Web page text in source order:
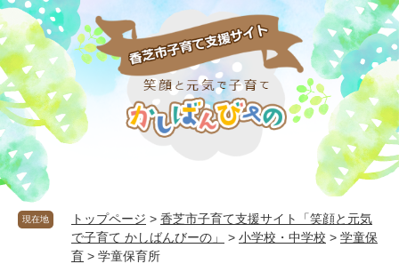
ペ
ー
ジ
の
先
頭
で
す
。
メ
ニ
ュ
ー
を
飛
ば
し
て
本
文
現在地 トップページ > 香芝市子育て支援サイト「笑顔と元気
で子育て かしばんびーの」
> 小学校・中学校 > 学童保
育 > 学童保育所